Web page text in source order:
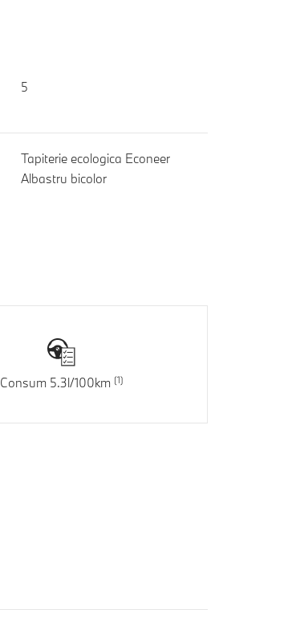
5
Tapiterie ecologica Econeer
Albastru bicolor
Consum 5.3l/100km